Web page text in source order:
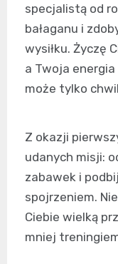
specjalistą od
bałaganu i
wysiłku. Życzę
a Twoja energia
może tylko
Z okazji
udanych misji:
zabawek i
spojrzeniem.
Ciebie wielką
mniej